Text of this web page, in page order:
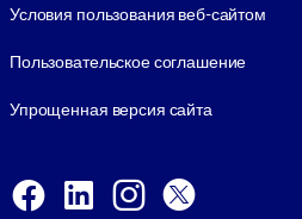
Условия пользования веб-сайтом
Пользовательское соглашение
Упрощенная версия сайта
Facebook
LinkedInInstagram